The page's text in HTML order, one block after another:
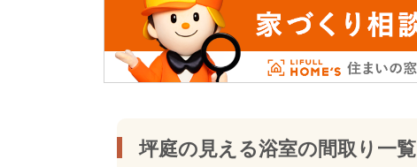
坪庭の見える浴室の間取り一覧